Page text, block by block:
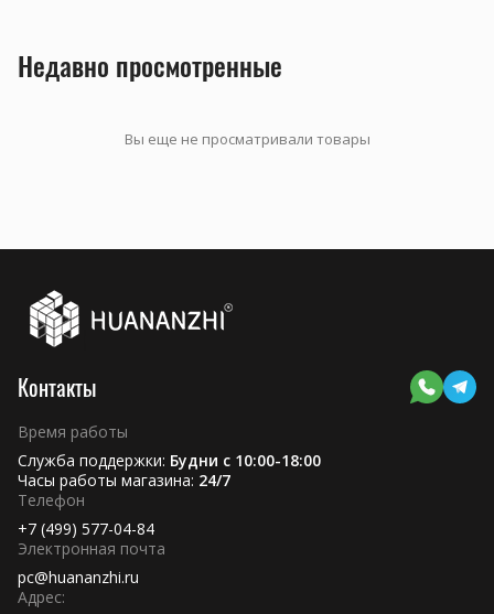
Недавно просмотренные
Вы еще не просматривали товары
Контакты
Время работы
Служба поддержки: Будни с 10:00-18:00
Часы работы магазина: 24/7
Телефон
+7 (499) 577-04-84
Электронная почта
pc@huananzhi.ru
Адрес: